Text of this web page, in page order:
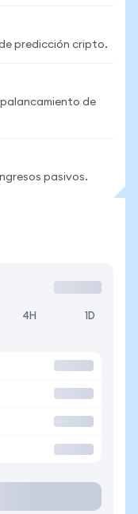
predicción cripto.
de
pasivos.
4H 1D